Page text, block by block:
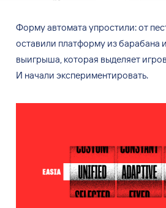
Форму автомата упростили: от
оставили платформу избарабана и
выигрыша, которая выделяет
И начали экспериментировать.